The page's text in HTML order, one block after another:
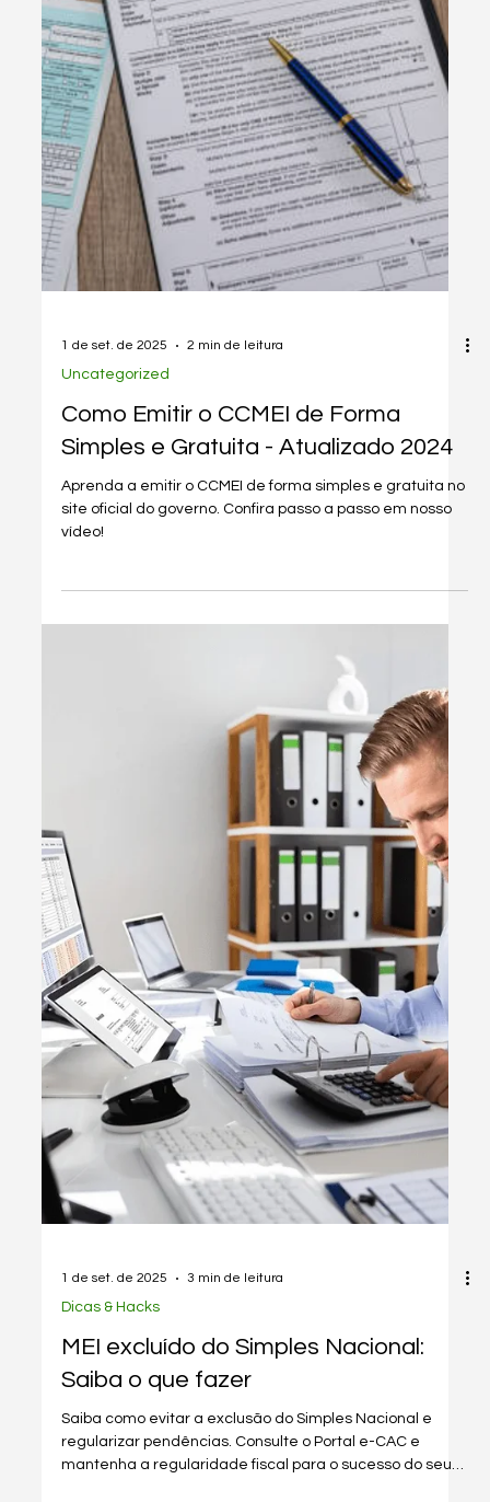
1 de set. de 2025 2 min de leitura
Inovações & investimentos
Motorista de APP agora PODE SE
TORNAR MEI - Microempreendedor
Agora, motoristas de apps podem se tornar MEIs e